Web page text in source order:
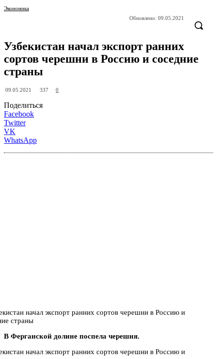
Экономика
Обновлено: 09.05.2021
Узбекистан начал экспорт ранних
сортов черешни в Россию и соседние
страны
09.05.2021 337 0
Поделиться
Facebook
Twitter
VK
WhatsApp
В Ферганской долине поспела черешня.